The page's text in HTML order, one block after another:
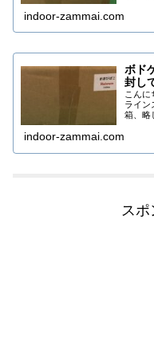
のほ
indoor-zammai.com
ボド
封し
こんに
ライン
箱、略
のほ
indoor-zammai.com
ス